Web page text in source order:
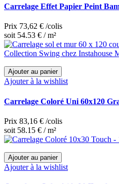
Carrelage Effet Papier Peint
Prix 73,62 € /colis
soit 54.53 € / m²
Ajouter au panier
Ajouter à la wishlist
Carrelage Coloré Uni 60x120
Prix 83,16 € /colis
soit 58.15 € / m²
Ajouter au panier
Ajouter à la wishlist